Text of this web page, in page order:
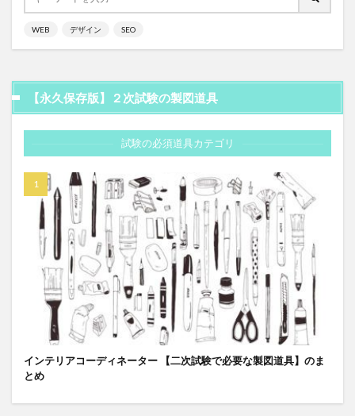
WEB デザイン SEO
【永久保存版】２次試験の製図道具
試験の必須道具カテゴリ
インテリアコーディネーター 【二次試験で必要な製図道具】のま
とめ